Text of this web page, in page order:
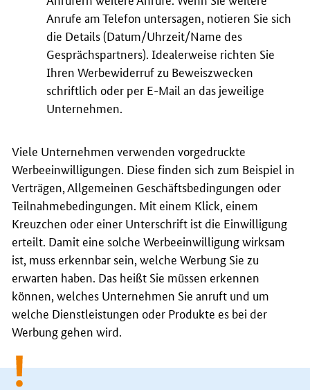
Anrufe am Telefon untersagen, notieren Sie sich
die Details (Datum/Uhrzeit/Name des
Gesprächspartners). Idealerweise richten Sie
Ihren Werbewiderruf zu Beweiszwecken
schriftlich oder per E-Mail an das jeweilige
Unternehmen.
Viele Unternehmen verwenden vorgedruckte
Werbeeinwilligungen. Diese finden sich zum Beispiel in
Verträgen, Allgemeinen Geschäftsbedingungen oder
Teilnahmebedingungen. Mit einem Klick, einem
Kreuzchen oder einer Unterschrift ist die Einwilligung
erteilt. Damit eine solche Werbeeinwilligung wirksam
ist, muss erkennbar sein, welche Werbung Sie zu
erwarten haben. Das heißt Sie müssen erkennen
können, welches Unternehmen Sie anruft und um
welche Dienstleistungen oder Produkte es bei der
Werbung gehen wird.